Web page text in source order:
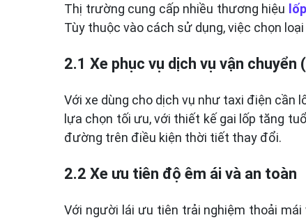
Thị trường cung cấp nhiều thương hiệu
Tùy thuộc vào cách sử dụng, việc chọn
2.1 Xe phục vụ dịch vụ vận chuyển
Với xe dùng cho dịch vụ như taxi điện cần
lựa chọn tối ưu, với thiết kế gai lốp tăng
đường trên điều kiện thời tiết thay đổi.
2.2 Xe ưu tiên độ êm ái và an toàn
Với người lái ưu tiên trải nghiệm thoải